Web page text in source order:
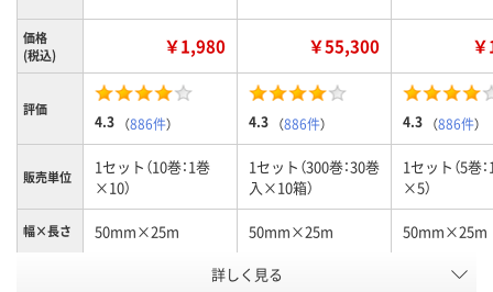
価格
(税込)
￥1,980 ￥55,300
評価
4.3 （886件） 4.3 （886件） 4.3 （886件）
販売単位
1セット（10巻：1巻
×10）
1セット（300巻：30巻
入×10箱）
1セット（5巻
×5）
幅×長さ 50mm×25m 50mm×25m 50mm×25m
9466650 9466604
詳しく見る